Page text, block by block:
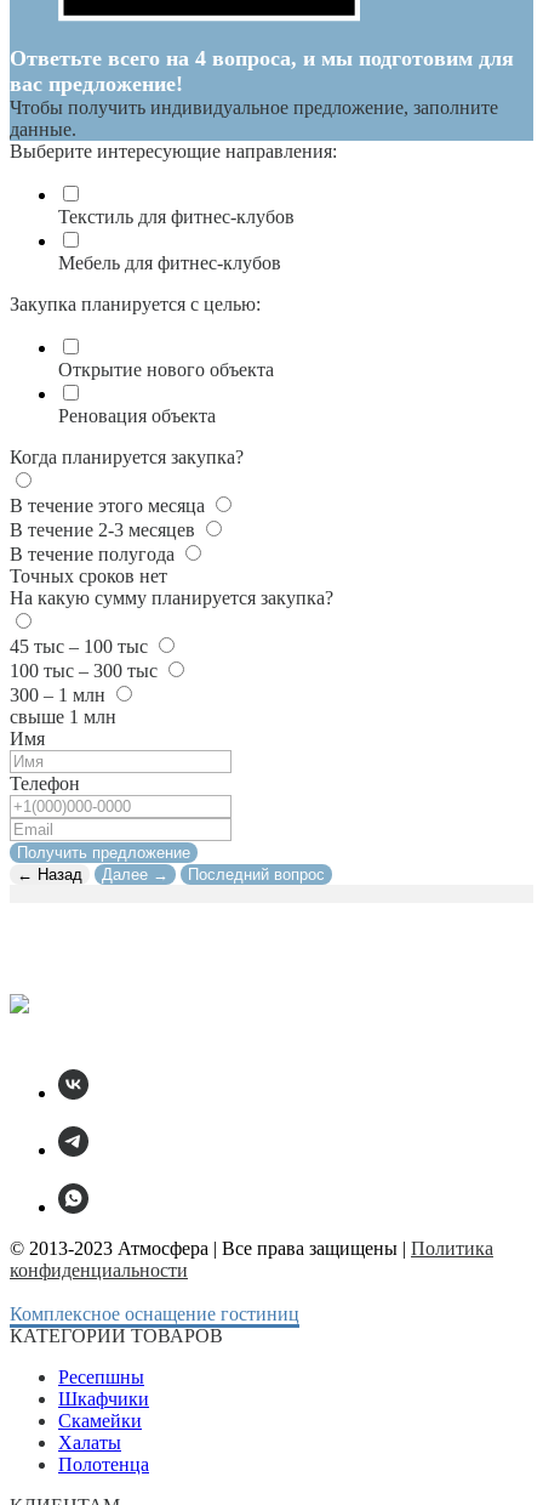
Ответьте всего на 4 вопроса, и мы подготовим для
вас предложение!
Чтобы получить индивидуальное предложение, заполните
данные.
Выберите интересующие направления:
Текстиль для фитнес-клубов
Мебель для фитнес-клубов
Закупка планируется с целью:
Открытие нового объекта
Реновация объекта
Когда планируется закупка?
В течение этого месяца
В течение 2-3 месяцев
В течение полугода
Точных сроков нет
На какую сумму планируется закупка?
45 тыс – 100 тыс
100 тыс – 300 тыс
300 – 1 млн
свыше 1 млн
Имя
Телефон
Получить предложение
← Назад
Далее → Последний вопрос
© 2013-2023 Атмосфера | Все права защищены | Политика
конфиденциальности
Комплексное оснащение гостиниц
КАТЕГОРИИ ТОВАРОВ
Ресепшны
Шкафчики
Скамейки
Халаты
Полотенца